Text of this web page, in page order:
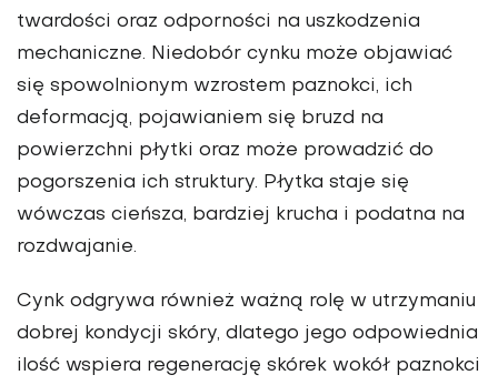
twardości oraz odporności na uszkodzenia
mechaniczne. Niedobór cynku może objawiać
się spowolnionym wzrostem paznokci, ich
deformacją, pojawianiem się bruzd na
powierzchni płytki oraz może prowadzić do
pogorszenia ich struktury. Płytka staje się
wówczas cieńsza, bardziej krucha i podatna na
rozdwajanie.
Cynk odgrywa również ważną rolę w utrzymaniu
dobrej kondycji skóry, dlatego jego odpowiednia
ilość wspiera regenerację skórek wokół paznokci